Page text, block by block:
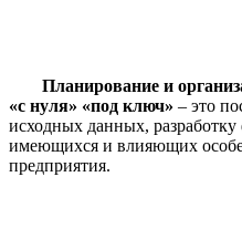
Планирование и
«с нуля» «под ключ» – это
исходных данных,
имеющихся и влияющих
предприятия.